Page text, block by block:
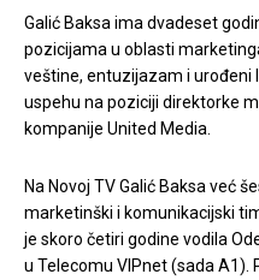
Galić Baksa ima dvadeset
pozicijama u oblasti
veštine, entuzijazam i urođeni
uspehu na poziciji direktorke
kompanije United Media.
Na Novoj TV Galić Baksa već
marketinški i komunikacijski
je skoro četiri godine vodila
u Telecomu VIPnet (sada A1).